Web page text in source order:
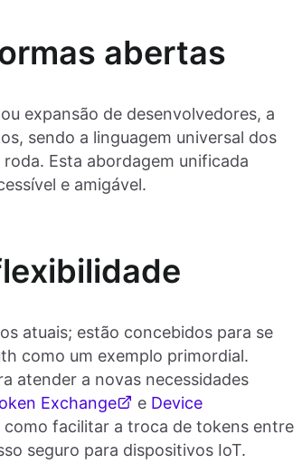
abertas
expansão de desenvolvedores, a
sendo a linguagem universal dos
Esta abordagem unificada
e amigável.
atuais; estão concebidos para se
como um exemplo primordial.
atender a novas necessidades
Exchange e Device
facilitar a troca de tokens entre
seguro para dispositivos IoT.